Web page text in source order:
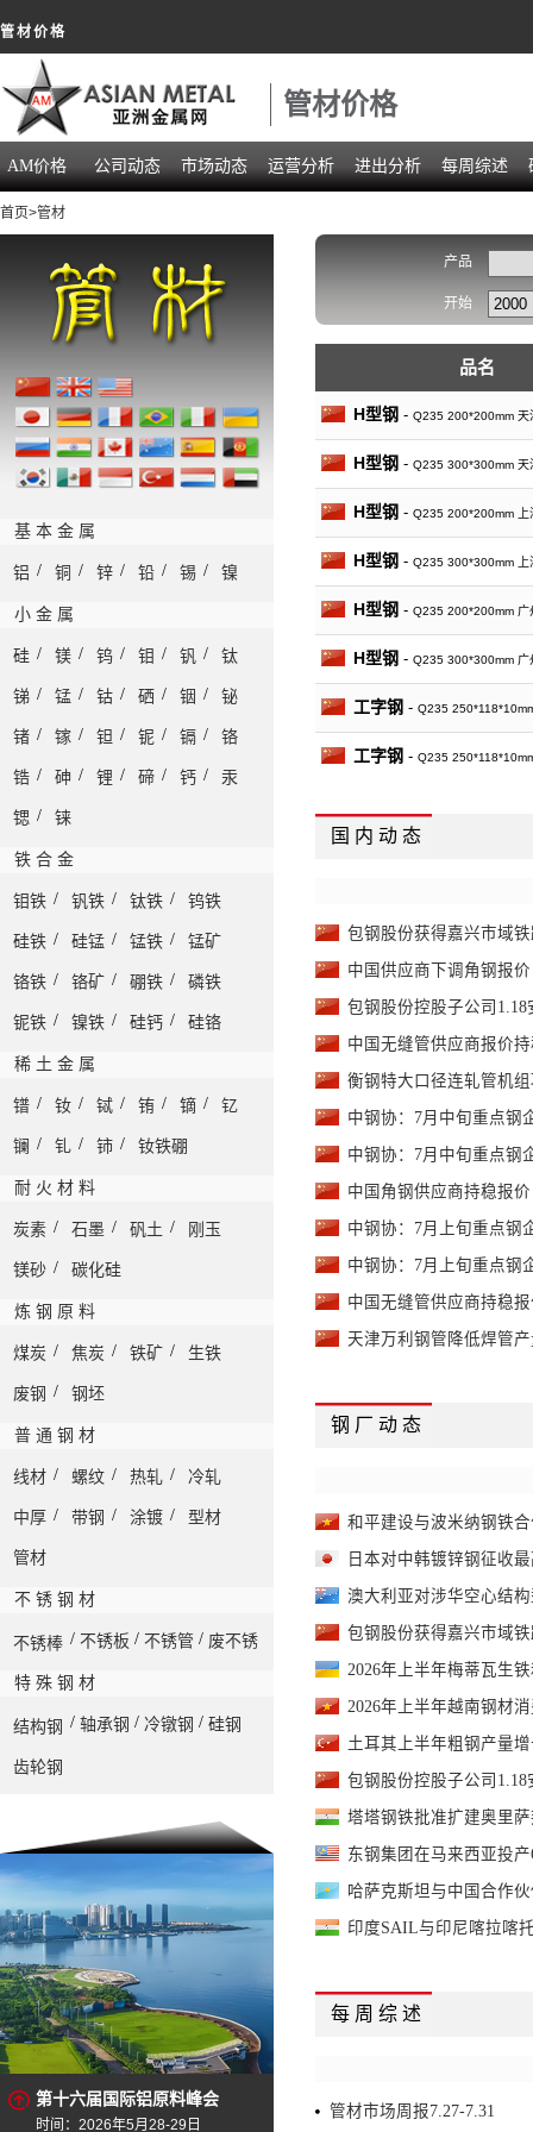
管材价格
管材价格
AM价格 公司动态 市场动态 运营分析 进出分析 每周综述
首页>管材
基 本 金 属
铝 / 铜 / 锌 / 铅 / 锡 / 镍
小 金 属
硅 / 镁 / 钨 / 钼 / 钒 / 钛
锑 / 锰 / 钴 / 硒 / 铟 / 铋
锗 / 镓 / 钽 / 铌 / 镉 / 铬
锆 / 砷 / 锂 / 碲 / 钙 / 汞
锶 / 铼
铁 合 金
钼铁 / 钒铁 / 钛铁 / 钨铁
硅铁 / 硅锰 / 锰铁 / 锰矿
铬铁 / 铬矿 / 硼铁 / 磷铁
铌铁 / 镍铁 / 硅钙 / 硅铬
稀 土 金 属
镨 / 钕 / 铽 / 铕 / 镝 / 钇
镧 / 钆 / 铈 / 钕铁硼
耐 火 材 料
炭素 / 石墨 / 矾土 / 刚玉
镁砂 / 碳化硅
炼 钢 原 料
煤炭 / 焦炭 / 铁矿 / 生铁
废钢 / 钢坯
普 通 钢 材
线材 / 螺纹 / 热轧 / 冷轧
中厚 / 带钢 / 涂镀 / 型材
管材
不 锈 钢 材
不锈棒 / 不锈板 / 不锈管 / 废不锈
特 殊 钢 材
结构钢 / 轴承钢 / 冷镦钢 / 硅钢
齿轮钢
第十六届国际铝原料峰会
时间：2026年5月28-29日
产品
开始
品名
H型钢 - Q235 200*200mm
H型钢 - Q235 300*300mm
H型钢 - Q235 200*200mm
H型钢 - Q235 300*300mm
H型钢 - Q235 200*200mm
H型钢 - Q235 300*300mm
工字钢 - Q235
工字钢 - Q235
槽钢-Q235 160*65*8.5mm
槽钢-Q235 160*65*8.5mm
无缝管 -20# Ф219*6mm 天
无缝管-20# Ф219*6mm 上
焊管-Q235 Ф114*3.75mm
焊管-Q235 Ф114*3.75mm
国 内 动 态
包钢股份获得嘉兴市域
中国供应商下调角钢报价
包钢股份控股子公司
中国无缝管供应商报价
衡钢特大口径连轧管机
中钢协：7月中旬重点钢
中钢协：7月中旬重点钢
中国角钢供应商持稳报价
中钢协：7月上旬重点钢
中钢协：7月上旬重点钢
中国无缝管供应商持稳
天津万利钢管降低焊管
钢 厂 动 态
和平建设与波米纳钢铁
日本对中韩镀锌钢征收
澳大利亚对涉华空心结
包钢股份获得嘉兴市域
2026年上半年梅蒂瓦生
2026年上半年越南钢材
土耳其上半年粗钢产量
包钢股份控股子公司
塔塔钢铁批准扩建奥里
东钢集团在马来西亚投
哈萨克斯坦与中国合作
印度SAIL与印尼喀拉喀
每 周 综 述
管材市场周报7.27-7.31